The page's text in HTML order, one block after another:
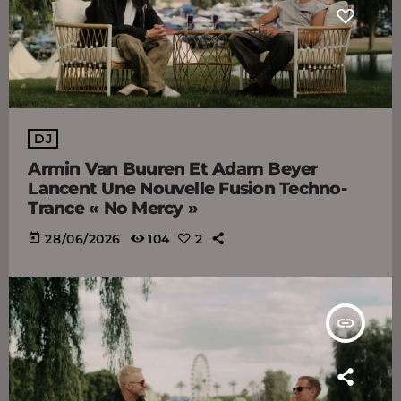
DJ
Armin Van Buuren Et Adam Beyer
Lancent Une Nouvelle Fusion Techno-
Trance « No Mercy »
today 28/06/2026 104 2
insert_link